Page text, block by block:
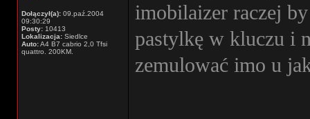
Dołączył(a): 09.paź.2004
09:30:29
Posty: 10413
Lokalizacja: Siedlce
Auto:A4 B7 cabrio 2,0 Tfsi
quattro. 200KM.
imobilaizer raczej
pastylkę w kluczu i
zemulować imo u